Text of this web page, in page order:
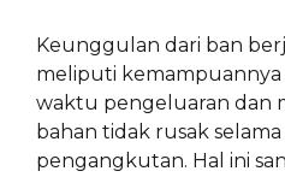
Keunggulan dari ban
meliputi
waktu pengeluaran dan
bahan tidak rusak selama
pengangkutan. Hal ini